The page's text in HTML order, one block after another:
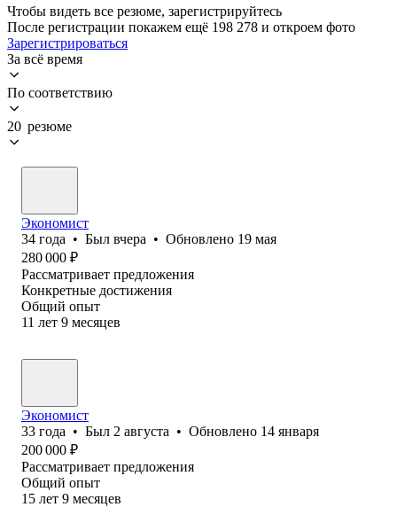
Чтобы видеть все резюме, зарегистрируйтесь
После регистрации покажем ещё 198 278 и откроем фото
Зарегистрироваться
За всё время
По соответствию
20 резюме
Экономист
34 года • Был вчера • Обновлено 19 мая
280 000 ₽
Рассматривает предложения
Конкретные достижения
Общий опыт
11 лет 9 месяцев
Экономист
33 года • Был 2 августа • Обновлено 14 января
200 000 ₽
Рассматривает предложения
Общий опыт
15 лет 9 месяцев